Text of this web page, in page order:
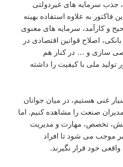
سرمایه هاى غیردولتى
به علاوه استفاده بهینه
و کارآمد، سرمایه هاى معنوى
اصلاح قوانین اقتصادى در
سازى و … در کنار هم
ملى با کیفیت را داشته
غنى هستیم، در میان جوانان
صنعت را مشاهده کنیم. اما
تخصص، مهارت و مدیریت
موجب مى شود تا افراد
خود قرار نگیرند.